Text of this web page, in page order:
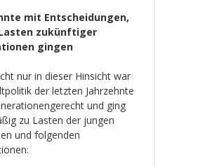
mit Entscheidungen,
zukünftiger
gingen
nur in dieser Hinsicht war
der letzten Jahrzehnte
und ging
zu Lasten der jungen
und folgenden